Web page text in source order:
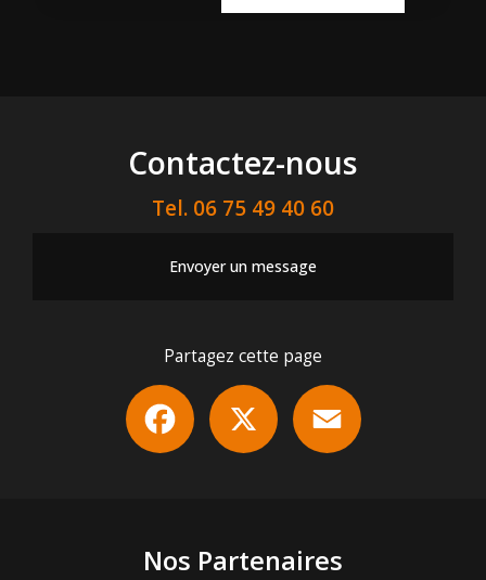
Contactez-nous
Tel. 06 75 49 40 60
Envoyer un message
Partagez cette page
Facebook
Nos Partenaires